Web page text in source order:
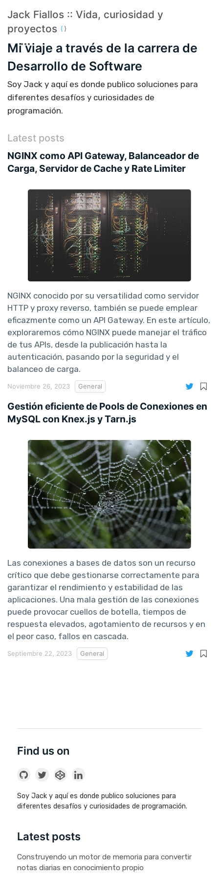
Jack Fiallos :: Vida, curiosidad y
proyectos
Mi viaje a través de la carrera de
Desarrollo de Software
Soy Jack y aquí es donde publico soluciones para
diferentes desafíos y curiosidades de
programación.
Latest posts
NGINX como API Gateway, Balanceador de
Carga, Servidor de Cache y Rate Limiter
NGINX conocido por su versatilidad como servidor
HTTP y proxy reverso, también se puede emplear
eficazmente como un API Gateway. En este artículo,
exploraremos cómo NGINX puede manejar el tráfico
de tus APIs, desde la publicación hasta la
autenticación, pasando por la seguridad y el
balanceo de carga.
Noviembre 26, 2023 General
Gestión eficiente de Pools de Conexiones en
MySQL con Knex.js y Tarn.js
Las conexiones a bases de datos son un recurso
crítico que debe gestionarse correctamente para
garantizar el rendimiento y estabilidad de las
aplicaciones. Una mala gestión de las conexiones
puede provocar cuellos de botella, tiempos de
respuesta elevados, agotamiento de recursos y en
el peor caso, fallos en cascada.
Septiembre 22, 2023 General
Find us on
Soy Jack y aquí es donde publico soluciones para
diferentes desafíos y curiosidades de programación.
Latest posts
Construyendo un motor de memoria para convertir
notas diarias en conocimiento propio